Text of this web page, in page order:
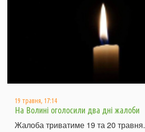
19 травня, 17:14
На Волині оголосили два дні жалоби
Жалоба триватиме 19 та 20 травня.